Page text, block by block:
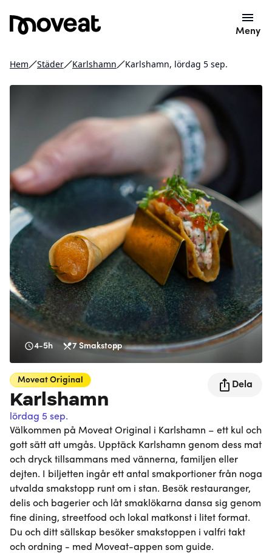
Meny
Hem Städer Karlshamn Karlshamn, lördag 5 sep.
4-5h 7 Smakstopp
Moveat Original
Karlshamn
lördag 5 sep.
Dela
Välkommen på Moveat Original i Karlshamn – ett kul och
gott sätt att umgås. Upptäck Karlshamn genom dess mat
och dryck tillsammans med vännerna, familjen eller
dejten. I biljetten ingår ett antal smakportioner från noga
utvalda smakstopp runt om i stan. Besök restauranger,
delis och bagerier och låt smaklökarna dansa sig genom
fine dining, streetfood och lokal matkonst i litet format.
Du och ditt sällskap besöker smakstoppen i valfri takt
och ordning - med Moveat-appen som guide.